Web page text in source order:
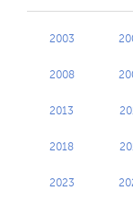
2003
2008
2013
2018
2023